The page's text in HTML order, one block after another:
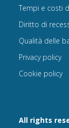
All rights
Tempi e costi
Diritto di
Qualità delle
Privacy policy
Cookie policy